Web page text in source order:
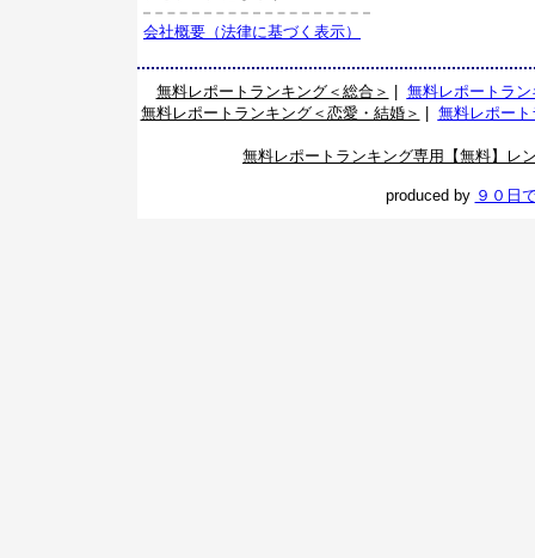
会社概要（法律に基づく表示）
無料レポートランキング＜総合＞
無料レポートラ
無料レポートランキング＜恋愛・結婚＞
無料レポー
無料レポートランキング専用【無料】レ
produced by ９０日